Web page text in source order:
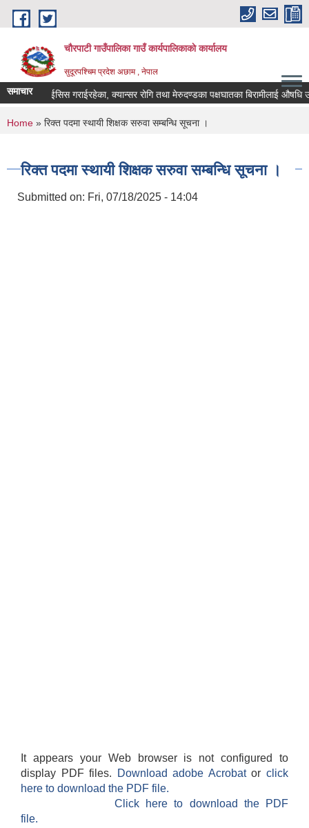
Skip to main content
चौरपाटी गाउँपालिका गाउँ कार्यपालिकाकाे कार्यालय
सुदूरपश्चिम प्रदेश अछाम , नेपाल
समाचार
डायलाईसिस गराईरहेका, क्यान्सर रोगि तथा मेरुदण्डका पक्षघातका बिरामीलाई औषधि
You are here
Home » रिक्त पदमा स्थायी शिक्षक सरुवा सम्बन्धि सूचना ।
रिक्त पदमा स्थायी शिक्षक सरुवा सम्बन्धि सूचना ।
Submitted on: Fri, 07/18/2025 - 14:04
It appears your Web browser is not configured to
display PDF files.
Download adobe Acrobatorclick
here to download the PDF file.
Click here to download the PDF
file.